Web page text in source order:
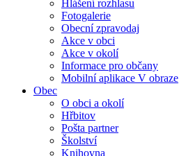
Hlášení rozhlasu
Fotogalerie
Obecní zpravodaj
Akce v obci
Akce v okolí
Informace pro občany
Mobilní aplikace V obraze
Obec
O obci a okolí
Hřbitov
Pošta partner
Školství
Knihovna